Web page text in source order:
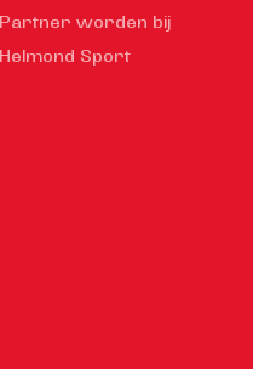
Partner worden bij
Helmond Sport